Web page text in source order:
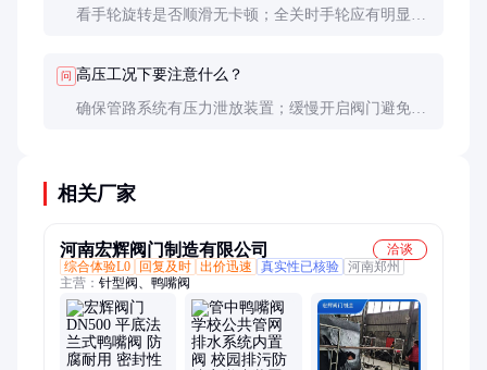
看手轮旋转是否顺滑无卡顿；全关时手轮应有明显扭
问 高压工况下要注意什么？
确保管路系统有压力泄放装置；缓慢开启阀门避免水
相关厂家
河南宏辉阀门制造有限公司
洽谈
综合体验L0
回复及时 出价迅速 真实性已核验 河南郑州
主营： 针型阀、鸭嘴阀